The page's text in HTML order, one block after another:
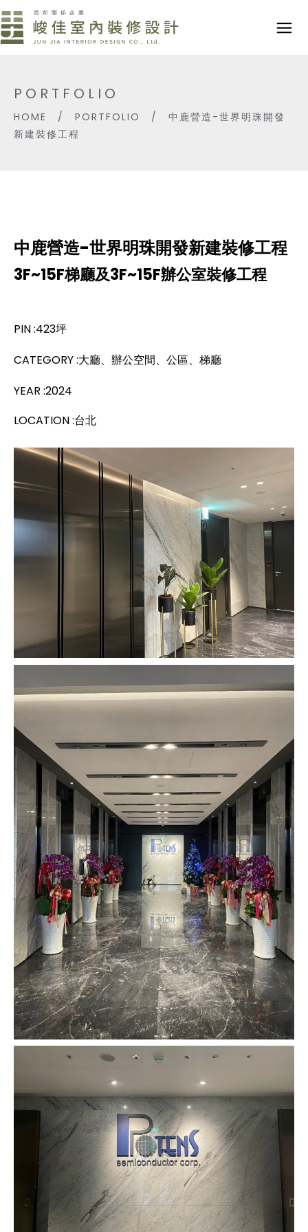
PORTFOLIO
HOME / PORTFOLIO /
中鹿營造-世界明珠開發
新建裝修工程
中鹿營造-世界明珠開發新建裝修工程
3F~15F梯廳及3F~15F辦公室裝修工程
PIN :423坪
CATEGORY :大廳、辦公空間、公區、梯廳
YEAR :2024
LOCATION :台北